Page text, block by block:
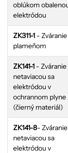
oblúkom
elektródou
ZK311-1- Zváranie
plameňom
ZK141-1- Zváranie
netaviacou sa
elektródou v
ochrannom plyne
(čierný materiál)
ZK141-8- Zváranie
netaviacou sa
elektródou v